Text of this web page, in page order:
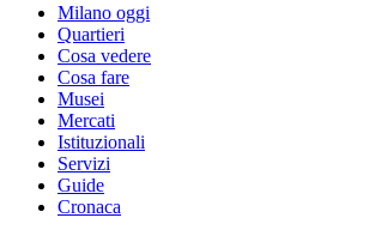
Milano oggi
Quartieri
Cosa vedere
Cosa fare
Musei
Mercati
Istituzionali
Servizi
Guide
Cronaca